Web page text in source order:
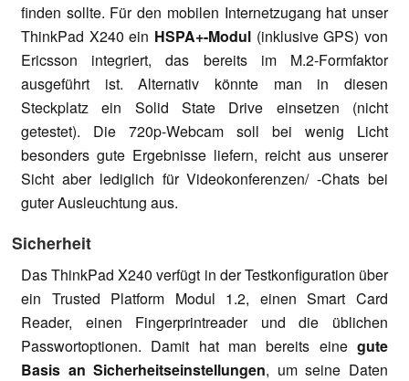
finden sollte. Für den mobilen Internetzugang hat unser
ThinkPad X240 ein HSPA+-Modul (inklusive GPS) von
Ericsson integriert, das bereits im M.2-Formfaktor
ausgeführt ist. Alternativ könnte man in diesen
Steckplatz ein Solid State Drive einsetzen (nicht
getestet). Die 720p-Webcam soll bei wenig Licht
besonders gute Ergebnisse liefern, reicht aus unserer
Sicht aber lediglich für Videokonferenzen/ -Chats bei
guter Ausleuchtung aus.
Sicherheit
Das ThinkPad X240 verfügt in der Testkonfiguration über
ein Trusted Platform Modul 1.2, einen Smart Card
Reader, einen Fingerprintreader und die üblichen
Passwortoptionen. Damit hat man bereits eine gute
Basis an Sicherheitseinstellungen, um seine Daten